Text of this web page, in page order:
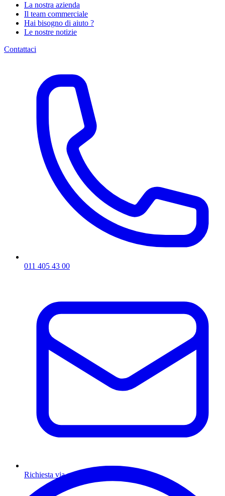
La nostra azienda
Il team commerciale
Hai bisogno di aiuto ?
Le nostre notizie
Contattaci
011 405 43 00
Richiesta via email